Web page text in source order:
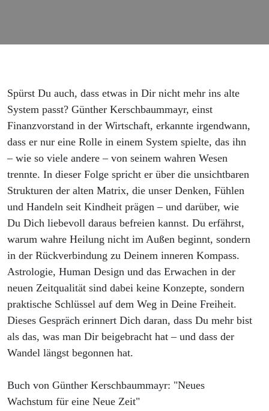
Spürst Du auch, dass etwas in Dir nicht mehr ins alte
System passt? Günther Kerschbaummayr, einst
Finanzvorstand in der Wirtschaft, erkannte irgendwann,
dass er nur eine Rolle in einem System spielte, das ihn
– wie so viele andere – von seinem wahren Wesen
trennte. In dieser Folge spricht er über die unsichtbaren
Strukturen der alten Matrix, die unser Denken, Fühlen
und Handeln seit Kindheit prägen – und darüber, wie
Du Dich liebevoll daraus befreien kannst. Du erfährst,
warum wahre Heilung nicht im Außen beginnt, sondern
in der Rückverbindung zu Deinem inneren Kompass.
Astrologie, Human Design und das Erwachen in der
neuen Zeitqualität sind dabei keine Konzepte, sondern
praktische Schlüssel auf dem Weg in Deine Freiheit.
Dieses Gespräch erinnert Dich daran, dass Du mehr bist
als das, was man Dir beigebracht hat – und dass der
Wandel längst begonnen hat.
Buch von Günther Kerschbaummayr: "Neues
Wachstum für eine Neue Zeit"